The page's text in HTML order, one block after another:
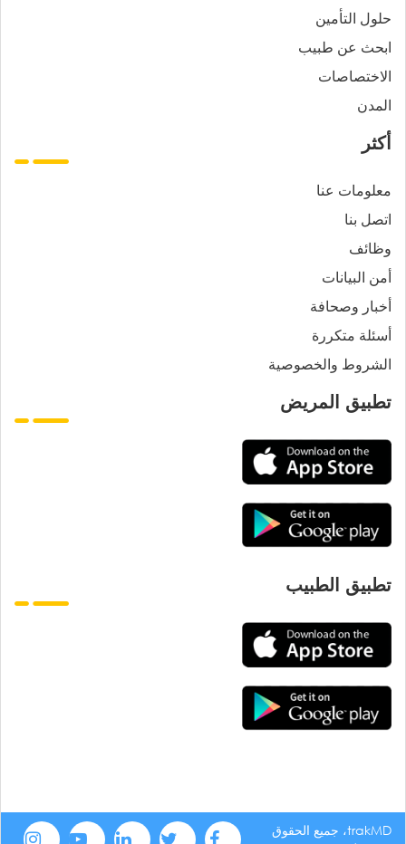
حلول التأمين
ابحث عن طبيب
الاختصاصات
المدن
أكثر
معلومات عنا
اتصل بنا
وظائف
أمن البيانات
أخبار وصحافة
أسئلة متكررة
الشروط والخصوصية
تطبيق المريض
تطبيق الطبيب
trakMD، جميع الحقوق